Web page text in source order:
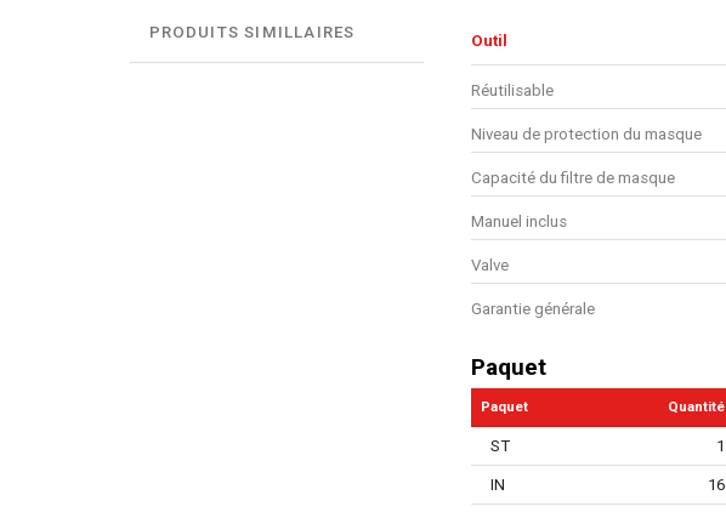
PRODUITS SIMILLAIRES Outil
Réutilisable
Niveau de protection du masque
Capacité du filtre de masque
Manuel inclus
Valve
Garantie générale
Paquet
Paquet Quantité
ST 1
IN 16